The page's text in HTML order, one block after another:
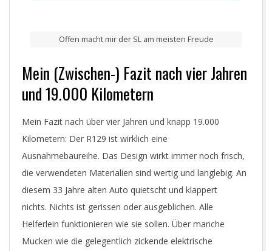
Offen macht mir der SL am meisten Freude
Mein (Zwischen-) Fazit nach vier Jahren
und 19.000 Kilometern
Mein Fazit nach über vier Jahren und knapp 19.000
Kilometern: Der R129 ist wirklich eine
Ausnahmebaureihe. Das Design wirkt immer noch frisch,
die verwendeten Materialien sind wertig und langlebig. An
diesem 33 Jahre alten Auto quietscht und klappert
nichts. Nichts ist gerissen oder ausgeblichen. Alle
Helferlein funktionieren wie sie sollen. Über manche
Mucken wie die gelegentlich zickende elektrische